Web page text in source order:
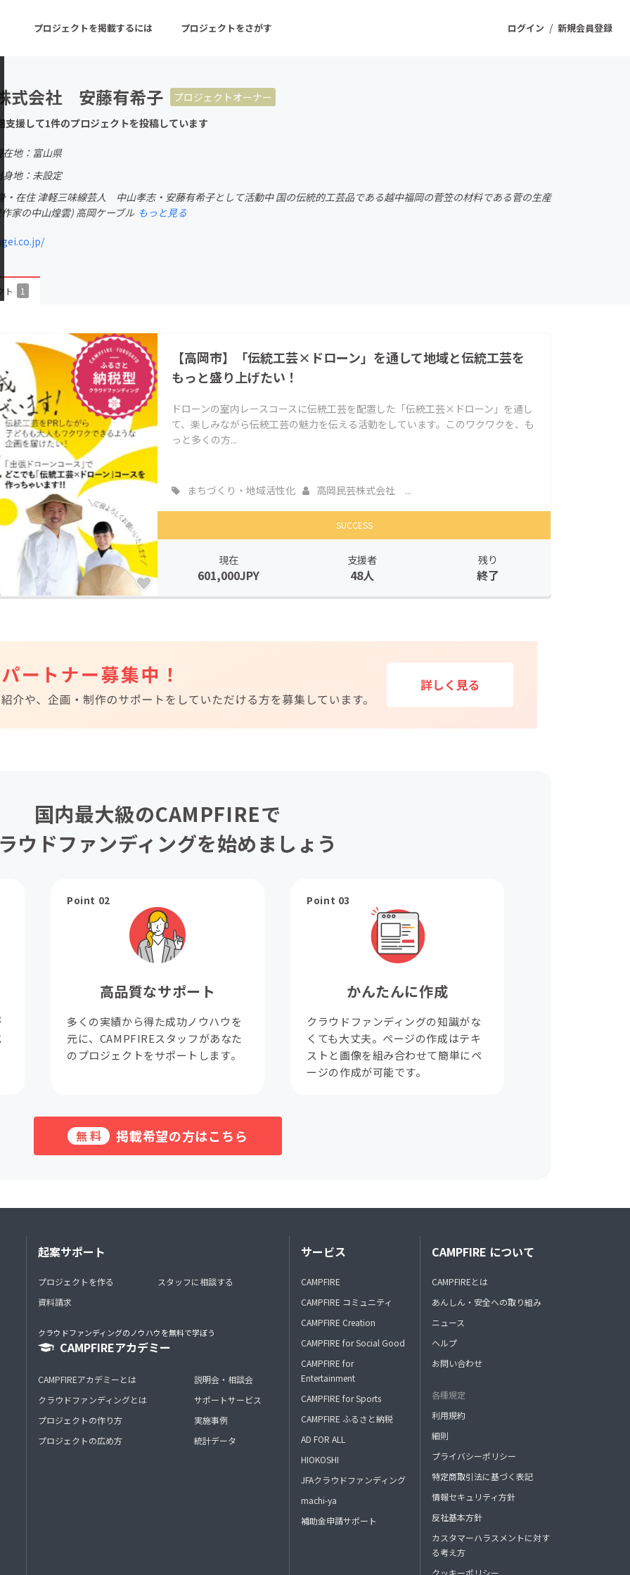
ログイン / 新規会員登録
プロジェクトを掲載するには プロジェクトをさがす
ーン 注目の新着プロジェクト
音楽
ゲーム・サービス開発
フード・飲食店
ファッション
CAMPFIRE for Social Good
CAMPFIREふるさと納税
machi-ya コミュニティ
式会社 安藤有希子
プロジェクトオーナー
支援して1件のプロジェクトを投稿しています
在地：富山県
身地：未設定
・在住 津軽三味線芸人 中山孝志・安藤有希子として活動中 国の伝統的工芸品である越中福岡の菅笠の材料である菅の生産
家の中山煌雲) 高岡ケーブル もっと見る
ト 1
【高岡市】「伝統工芸×ドローン」を通して地域と伝統工芸を
もっと盛り上げたい！
ドローンの室内レースコースに伝統工芸を配置した「伝統工芸×ドローン」を通し
て、楽しみながら伝統工芸の魅力を伝える活動をしています。このワクワクを、も
っと多くの方...
まちづくり・地域活性化 高岡民芸株式会社 ...
SUCCESS
現在
601,000JPY
支援者
48人
残り
終了
国内最大級のCAMPFIREで
ウドファンディングを始めましょう
Point 02
高品質なサポート
多くの実績から得た成功ノウハウを
元に、CAMPFIREスタッフがあなた
のプロジェクトをサポートします。
Point 03
かんたんに作成
クラウドファンディングの知識がな
くても大丈夫。ページの作成はテキ
ストと画像を組み合わせて簡単にペ
ージの作成が可能です。
無料 掲載希望の方はこちら
起案サポート
プロジェクトを作る
資料請求
スタッフに相談する
クラウドファンディングのノウハウを無料で学ぼう
CAMPFIREアカデミー
CAMPFIREアカデミーとは
クラウドファンディングとは
プロジェクトの作り方
プロジェクトの広め方
説明会・相談会
サポートサービス
実施事例
統計データ
サービス
CAMPFIRE
CAMPFIRE コミュニティ
CAMPFIRE Creation
CAMPFIRE for Social Good
CAMPFIRE for
Entertainment
CAMPFIRE for Sports
CAMPFIRE ふるさと納税
AD FOR ALL
HIOKOSHI
JFAクラウドファンディング
machi-ya
補助金申請サポート
CAMPFIRE について
CAMPFIREとは
あんしん・安全への取り組み
ニュース
ヘルプ
お問い合わせ
各種規定
利用規約
細則
プライバシーポリシー
特定商取引法に基づく表記
情報セキュリティ方針
反社基本方針
カスタマーハラスメントに対す
る考え方
クッキーポリシー